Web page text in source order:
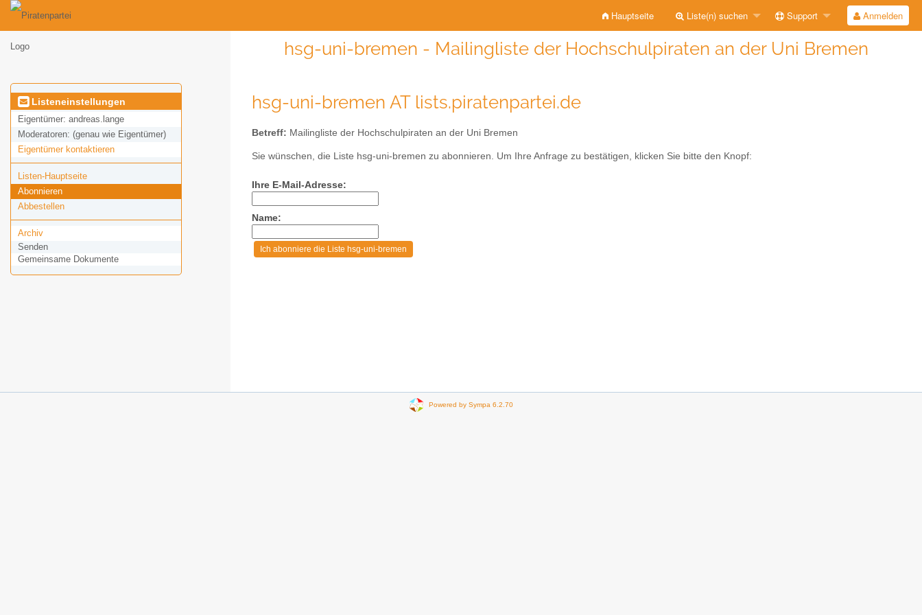
Hauptseite Liste(n) suchen Support Anmelden
hsg-uni-bremen - Mailingliste der Hochschulpiraten an der Uni Bremen
Listeneinstellungen
Eigentümer: andreas.lange
Moderatoren: (genau wie Eigentümer)
Eigentümer kontaktieren
Listen-Hauptseite
Abonnieren
Abbestellen
Archiv
Senden
Gemeinsame Dokumente
hsg-uni-bremen AT lists.piratenpartei.de
Betreff: Mailingliste der Hochschulpiraten an der Uni Bremen
Sie wünschen, die Liste hsg-uni-bremen zu abonnieren. Um Ihre Anfrage zu bestätigen, klicken Sie bitte den Knopf:
Ihre E-Mail-Adresse:
Name:
Powered by Sympa 6.2.70